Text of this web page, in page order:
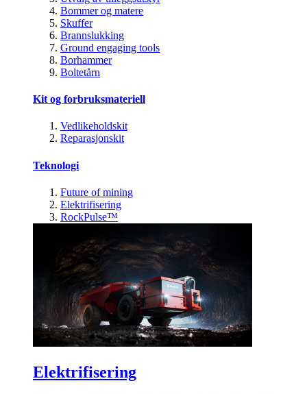
Bommer og matere
Skuffer
Brannslukking
Ground engaging tools
Borhammer
Boltetårn
Kit og forbruksmateriell
Vedlikeholdskit
Reparasjonskit
Teknologi
Future of mining
Elektrifisering
RockPulse™
Elektrifisering